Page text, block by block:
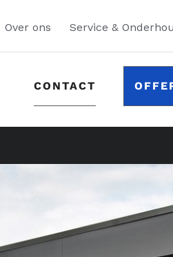
Over ons Service &
CONTACT